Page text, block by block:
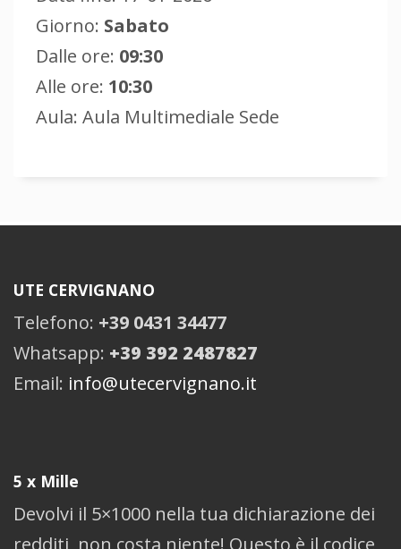
Giorno: Sabato
Dalle ore: 09:30
Alle ore: 10:30
Aula: Aula Multimediale Sede
UTE CERVIGNANO
Telefono: +39 0431 34477
Whatsapp: +39 392 2487827
Email: info@utecervignano.it
5 x Mille
Devolvi il 5×1000 nella tua dichiarazione dei
redditi, non costa niente! Questo è il codice